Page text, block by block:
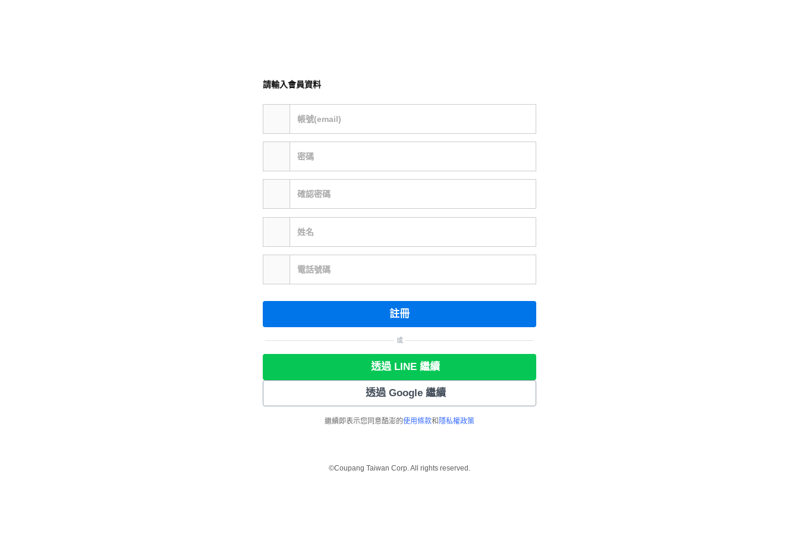
請輸入會員資料
帳號(email)
密碼
確認密碼
姓名
電話號碼
註冊
或
透過 LINE 繼續
透過 Google 繼續
繼續即表示您同意酷澎的使用條款和 隱私權政策
©Coupang Taiwan Corp. All rights reserved.